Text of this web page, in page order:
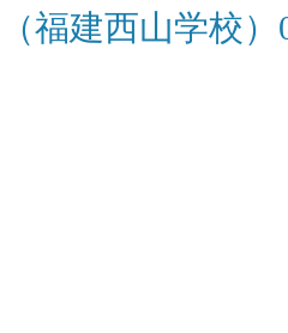
（福建西山学校）